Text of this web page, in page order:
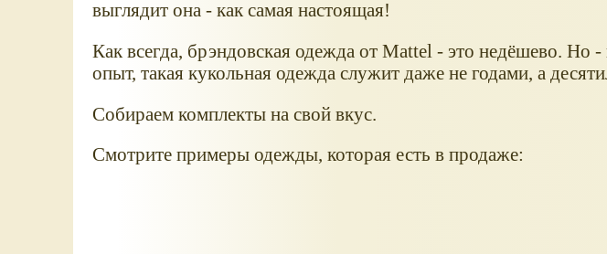
выглядит она - как самая настоящая!
Как всегда, брэндовская одежда от Mattel - это недёшево. Но -
опыт, такая кукольная одежда служит даже не годами, а
Собираем комплекты на свой вкус.
Смотрите примеры одежды, которая есть в продаже: